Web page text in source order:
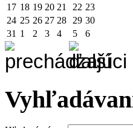
17 18 19 20 21 22 23
24 25 26 27 28 29 30
31 1 2 3 4 5 6